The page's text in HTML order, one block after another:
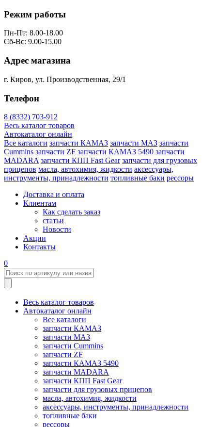
Режим работы
Пн-Пт: 8.00-18.00
Сб-Вс: 9.00-15.00
Адрес магазина
г. Киров, ул. Производственная, 29/1
Телефон
8 (8332) 703-912
Весь каталог товаров
Автокаталог онлайн
Все каталоги запчасти КАМАЗ запчасти МАЗ запчасти
Cummins запчасти ZF запчасти КАМАЗ 5490 запчасти
MADARA запчасти КПП Fast Gear запчасти для грузовых
прицепов масла, автохимия, жидкости аксессуары,
инструменты, принадлежности топливные баки рессоры
Доставка и оплата
Клиентам
Как сделать заказ
статьи
Новости
Акции
Контакты
0
Весь каталог товаров
Автокаталог онлайн
Все каталоги
запчасти КАМАЗ
запчасти МАЗ
запчасти Cummins
запчасти ZF
запчасти КАМАЗ 5490
запчасти MADARA
запчасти КПП Fast Gear
запчасти для грузовых прицепов
масла, автохимия, жидкости
аксессуары, инструменты, принадлежности
топливные баки
рессоры